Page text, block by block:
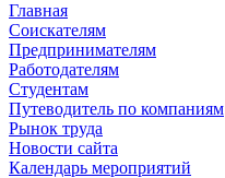
Главная
Соискателям
Предпринимателям
Работодателям
Студентам
Путеводитель по компаниям
Рынок труда
Новости сайта
Календарь мероприятий